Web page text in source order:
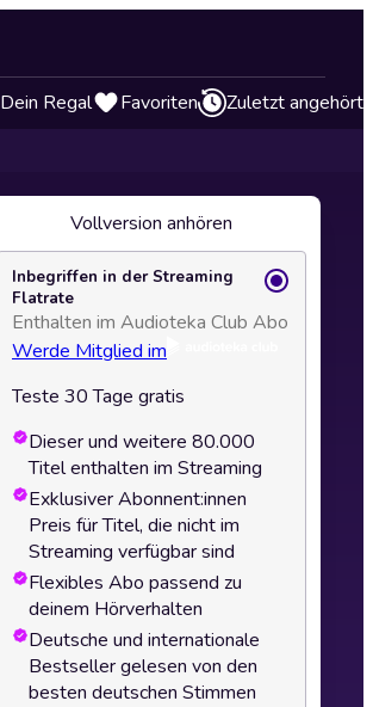
Dein Regal Favoriten Zuletzt angehört
Vollversion anhören
Inbegriffen in der Streaming
Flatrate
Enthalten im Audioteka Club Abo
Werde Mitglied im
Teste 30 Tage gratis
Dieser und weitere 80.000
Titel enthalten im Streaming
Exklusiver Abonnent:innen
Preis für Titel, die nicht im
Streaming verfügbar sind
Flexibles Abo passend zu
deinem Hörverhalten
Deutsche und internationale
Bestseller gelesen von den
besten deutschen Stimmen